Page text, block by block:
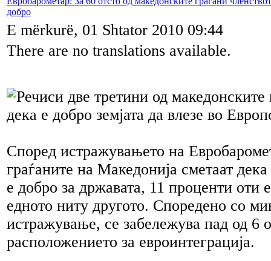
добро
E mërkurë, 01 Shtator 2010 09:44
There are no translations available.
Речиси две третини од македонските
дека е добро земјата да влезе во
Според истражувањето на
граѓаните на Македонија сметаат
е добро за државата, 11 проценти оти
едното ниту другото. Споредено со
истражување, се забележува пад од 6
расположението за евроинтеграција.